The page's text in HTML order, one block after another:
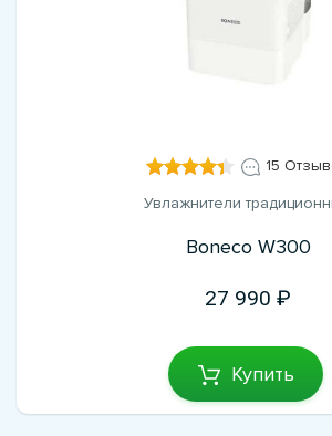
15
Увлажнители
Boneco W300
27 990
Купить